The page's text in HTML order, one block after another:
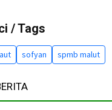
/ Tags
sofyan spmb malut